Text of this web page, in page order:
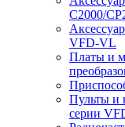
С2000/
VFD-VL
Платы и
Пульты и
серии